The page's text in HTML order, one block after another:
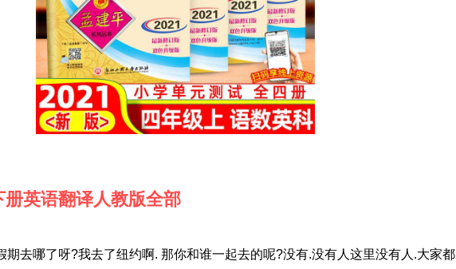
英语翻译人教版全部
去哪了呀?我去了纽约啊. 那你和谁一起去的呢?没有.没有人这里没有人.大家都